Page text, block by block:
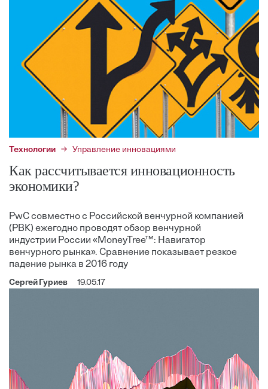
Технологии Управление инновациями
Как рассчитывается инновационность
экономики?
PwC совместно с Российской венчурной компанией
(РВК) ежегодно проводят обзор венчурной
индустрии России «MoneyTree™: Навигатор
венчурного рынка». Сравнение показывает резкое
падение рынка в 2016 году
Сергей Гуриев 19.05.17